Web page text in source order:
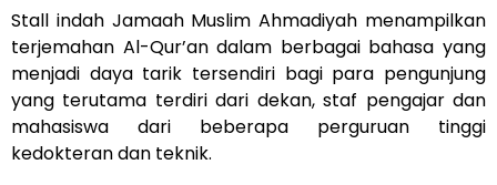
Stall indah Jamaah Muslim Ahmadiyah menampilkan
terjemahan Al-Qur’an dalam berbagai bahasa yang
menjadi daya tarik tersendiri bagi para pengunjung
yang terutama terdiri dari dekan, staf pengajar dan
mahasiswa dari beberapa perguruan tinggi
kedokteran dan teknik.